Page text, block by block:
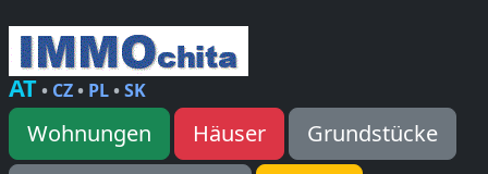
AT• CZ• PL•SK
Wohnungen Häuser
Grundstücke